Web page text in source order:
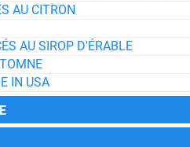
AU CITRON
AU SIROP D'ÉRABLE
IN USA